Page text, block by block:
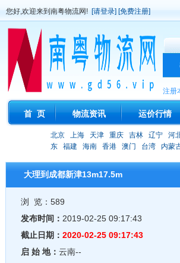
您好,欢迎来到南粤物流网! [请登录] [免费注册]
注册
首 页 物流资讯 运价行情
北京 上海 天津 重庆 吉林 辽宁 河
东
福建 海南 香港 澳门 台湾 内蒙
大理到成都新津13m17.5m
浏 览：589
发布时间： 2019-02-25 09:17:43
截止日期： 2020-02-25 09:17:43
启 始 地： 云南--